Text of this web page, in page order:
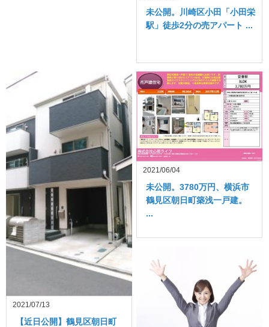
未公開。川崎区小田「小田栄
駅」徒歩2分の売アパート ...
2021/07/13
【近日公開】鶴見区朝日町
2021/06/04
未公開。3780万円、横浜市
鶴見区朝日町築浅一戸建。
...